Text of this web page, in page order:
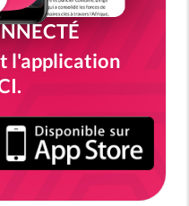
l'application